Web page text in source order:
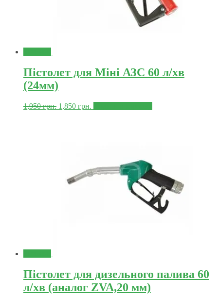
Пістолет для Міні АЗС 60 л/хв
(24мм)
1,950грн. 1,850 грн.
Пістолет для дизельного палива 60
л/хв (аналог ZVA,20 мм)